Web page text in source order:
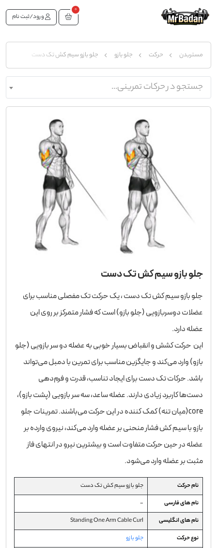
0
ورود/ثبت نام
مستربدن حرکت جلو بازو جلو بازو سیم‌ کش تک دست
جستجو در حرکات تمرینی...
جلو بازو سیم‌ کش تک دست
جلو بازو سیم‌ کش تک دست ، یک حرکت تک مفصلی مناسب برای
عضلات دوسربازویی (جلو بازو) است که فشار متمرکز بر روی این
عضله دارد.
این حرکت کشش و انقباض بسیار خوبی به عضله دو سر بازویی (جلو
بازو) وارد می‌کند و جایگزین مناسب برای تمرین با دمبل می‌تواند
باشد. حرکات تک دست برای ایجاد تناسب، قدرت و فرم‌دهی
دست‌ها کاربرد زیادی دارند. عضله ساعد، سه سر بازویی (پشت بازو)،
core(میان تنه) کمک کننده در این حرکت می‌باشند. تمرینات جلو
بازو با سیم کش فشار منحنی بر عضله وارد می‌کند، نیروی وارده بر
عضله در حین حرکت متفاوت است و بیشترین نیرو در انتهای فاز
مثبت بر عضله وارد می‌شود.
نام حرکت
جلو بازو سیم‌ کش تک دست
نام های فارسی
-
نام های انگلیسی
Standing One Arm Cable Curl
نوع حرکت
جلو بازو